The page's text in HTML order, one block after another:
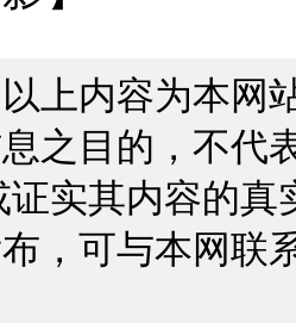
上内容为本网
之目的，不代
证实其内容的
，可与本网联